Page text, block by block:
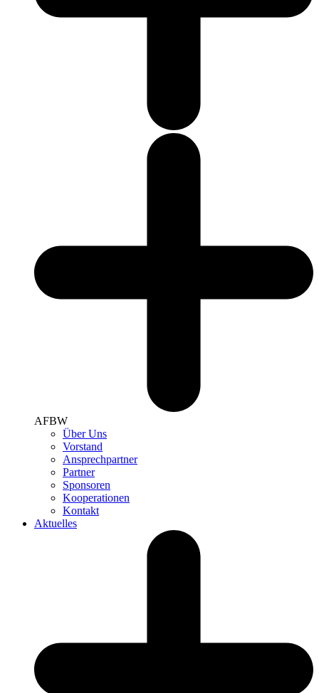
AFBW
Über Uns
Vorstand
Ansprechpartner
Partner
Sponsoren
Kooperationen
Kontakt
Aktuelles